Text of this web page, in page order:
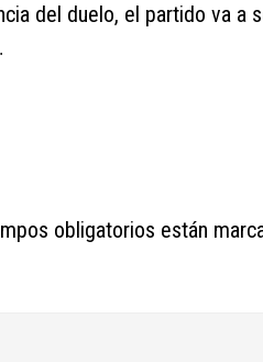
del duelo, el partido va a
obligatorios están